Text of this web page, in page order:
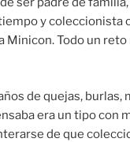
y coleccionista
Minicon. Todo un
de quejas, burlas,
era un tipo con
de que